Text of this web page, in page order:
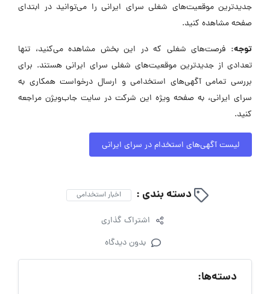
جدیدترین موقعیت‌های شغلی سرای ایرانی را می‌توانید در ابتدای
صفحه مشاهده کنید.
توجه: فرصت‌های شغلی که در این بخش مشاهده می‌کنید، تنها
تعدادی از جدیدترین موقعیت‌های شغلی سرای ایرانی هستند. برای
بررسی تمامی آگهی‌های استخدامی و ارسال درخواست همکاری به
سرای ایرانی، به صفحه ویژه این شرکت در سایت جاب‌ویژن مراجعه
کنید.
لیست آگهی‌های استخدام در سرای ایرانی
دسته بندی : اخبار استخدامی
اشتراک گذاری
بدون دیدگاه
دسته‌ها: